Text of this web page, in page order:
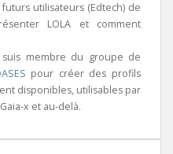
utilisateurs (Edtech) de
LOLA et comment
suis membre du groupe de
pour créer des profils
disponibles, utilisables par
x et au-delà.